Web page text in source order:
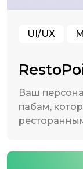
UI/UX
Ваш
пабам,